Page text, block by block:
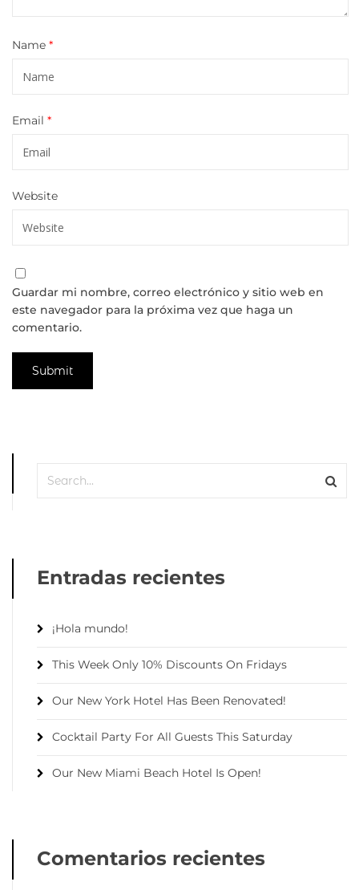
Name *
Email *
Website
Guardar mi nombre, correo electrónico y sitio web en
este navegador para la próxima vez que haga un
comentario.
Entradas recientes
¡Hola mundo!
This Week Only 10% Discounts On Fridays
Our New York Hotel Has Been Renovated!
Cocktail Party For All Guests This Saturday
Our New Miami Beach Hotel Is Open!
Comentarios recientes